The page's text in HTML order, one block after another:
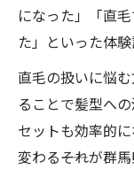
になった」「直
た」といった体験
直毛の扱いに悩
ることで髪型へ
セットも効率的
変わる――それが群